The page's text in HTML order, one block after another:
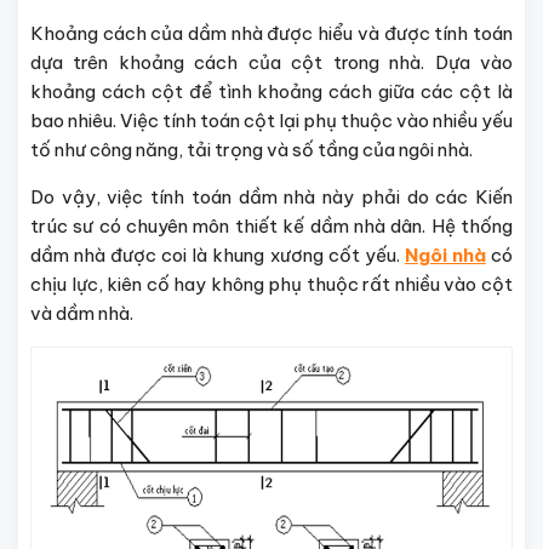
Khoảng cách của dầm nhà được hiểu và được tính toán
dựa trên khoảng cách của cột trong nhà. Dựa vào
khoảng cách cột để tình khoảng cách giữa các cột là
bao nhiêu. Việc tính toán cột lại phụ thuộc vào nhiều yếu
tố như công năng, tải trọng và số tầng của ngôi nhà.
Do vậy, việc tính toán dầm nhà này phải do các Kiến
trúc sư có chuyên môn thiết kế dầm nhà dân. Hệ thống
dầm nhà được coi là khung xương cốt yếu. Ngôi nhàcó
chịu lực, kiên cố hay không phụ thuộc rất nhiều vào cột
và dầm nhà.